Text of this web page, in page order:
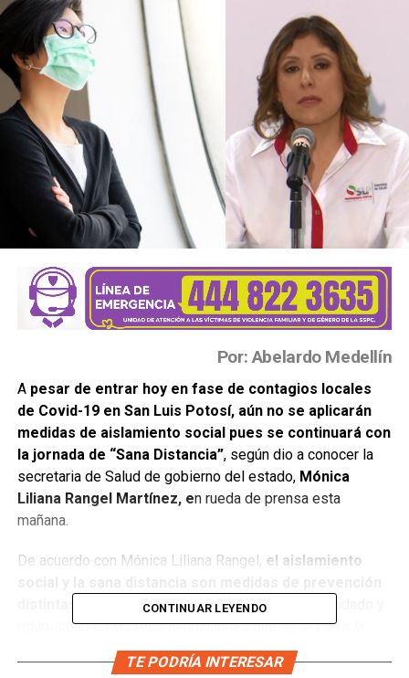
Por: Abelardo Medellín
Apesar de entrar hoy en fase de contagios locales
de Covid-19 en San Luis Potosí, aún no se aplicarán
medidas de aislamiento social pues se continuará con
la jornada de “Sana Distancia”, según dio a conocer la
secretaria de Salud de gobierno del estado, Mónica
Liliana Rangel Martínez, en rueda de prensa esta
mañana.
De acuerdo con Mónica Liliana Rangel, el aislamiento
pues la primera comprende un mayor cuidado y
rigurosidad en las recomendaciones que se le dan a la
CONTINUAR LEYENDO
TE PODRÍA INTERESAR